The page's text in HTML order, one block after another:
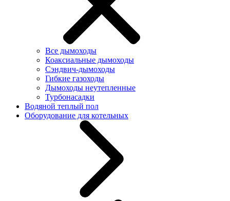
Все дымоходы
Коаксиальные дымоходы
Сэндвич-дымоходы
Гибкие газоходы
Дымоходы неутепленные
Турбонасадки
Водяной теплый пол
Оборудование для котельных